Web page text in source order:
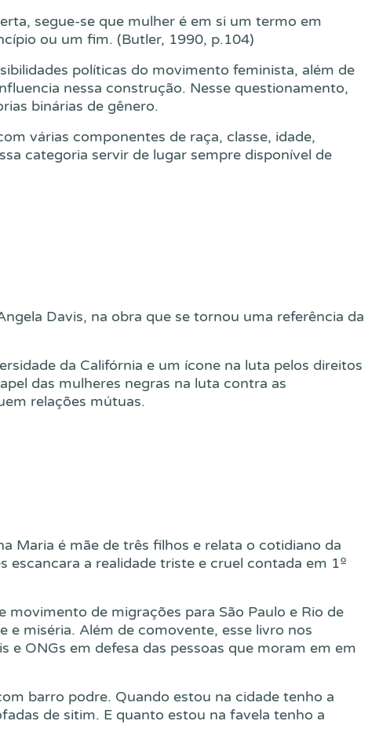
segue-se que mulher é em si um termo em
ou um fim. (Butler, 1990, p.104)
políticas do movimento feminista, além de
nessa construção. Nesse questionamento,
binárias de gênero.
várias componentes de raça, classe, idade,
categoria servir de lugar sempre disponível de
Davis, na obra que se tornou uma referência da
da Califórnia e um ícone na luta pelos direitos
das mulheres negras na luta contra as
relações mútuas.
Maria é mãe de três filhos e relata o cotidiano da
escancara a realidade triste e cruel contada em 1º
de migrações para São Paulo e Rio de
e miséria. Além de comovente, esse livro nos
ONGs em defesa das pessoas que moram em em
barro podre. Quando estou na cidade tenho a
de sitim. E quanto estou na favela tenho a